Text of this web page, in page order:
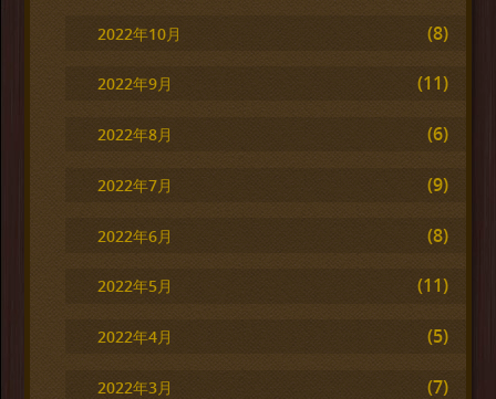
2022年10月 (8)
2022年9月 (11)
2022年8月 (6)
2022年7月 (9)
2022年6月 (8)
2022年5月 (11)
2022年4月 (5)
2022年3月 (7)